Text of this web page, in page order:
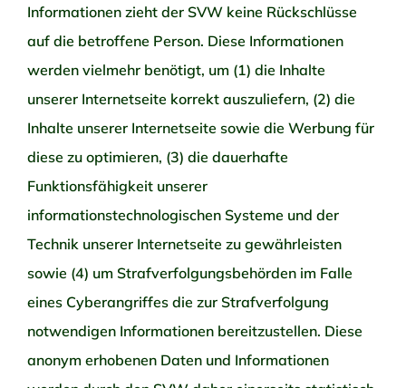
Informationen zieht der SVW keine Rückschlüsse
auf die betroffene Person. Diese Informationen
werden vielmehr benötigt, um (1) die Inhalte
unserer Internetseite korrekt auszuliefern, (2) die
Inhalte unserer Internetseite sowie die Werbung für
diese zu optimieren, (3) die dauerhafte
Funktionsfähigkeit unserer
informationstechnologischen Systeme und der
Technik unserer Internetseite zu gewährleisten
sowie (4) um Strafverfolgungsbehörden im Falle
eines Cyberangriffes die zur Strafverfolgung
notwendigen Informationen bereitzustellen. Diese
anonym erhobenen Daten und Informationen